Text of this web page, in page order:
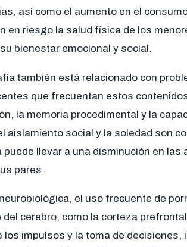
así como el aumento en el
en riesgo la salud física de los
bienestar emocional y social.
también está relacionado con
que frecuentan estos
la memoria procedimental y la
aislamiento social y la soledad son
llevar a una disminución en las
pares.
el uso frecuente de
cerebro, como la corteza
los impulsos y la toma de decisiones,